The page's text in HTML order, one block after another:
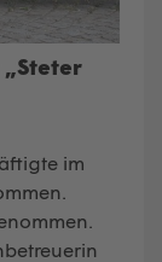
im